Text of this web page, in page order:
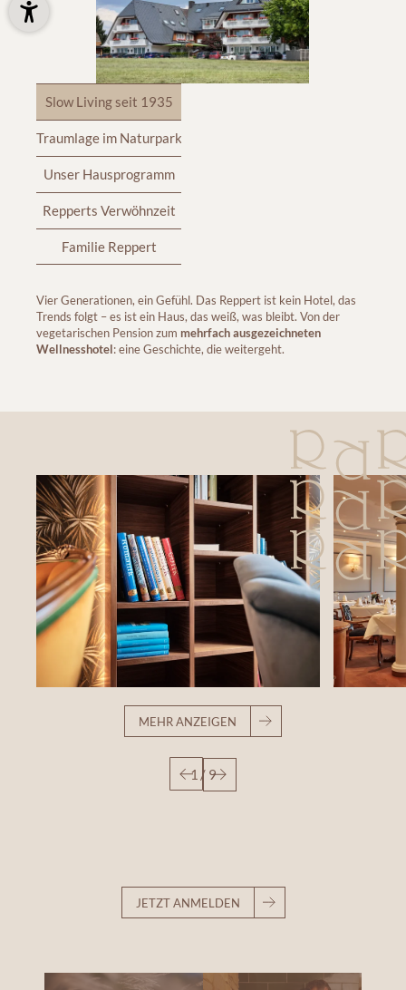
Slow Living seit 1935
Traumlage im Naturpark
Unser Hausprogramm
Repperts Verwöhnzeit
Familie Reppert
Vier Generationen, ein Gefühl. Das Reppert ist kein Hotel, das
Trends folgt – es ist ein Haus, das weiß, was bleibt. Von der
vegetarischen Pension zum mehrfach ausgezeichneten
Wellnesshotel: eine Geschichte, die weitergeht.
MEHR ANZEIGEN
1 / 9
JETZT ANMELDEN